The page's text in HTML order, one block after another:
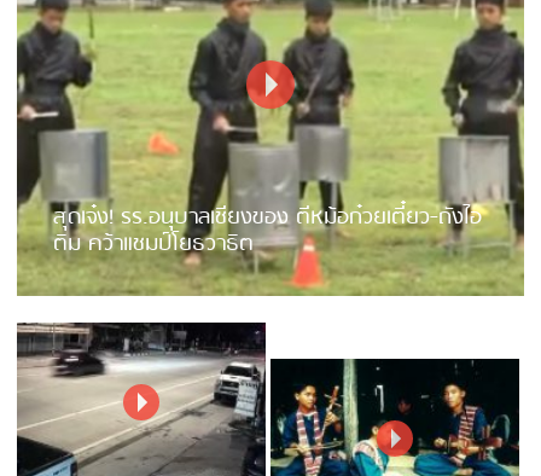
สุดเจ๋ง! รร.อนุบาลเชียงของ ตีหม้อก๋วยเตี๋ยว-ถังไอ
ติม คว้าแชมป์โยธวาธิต